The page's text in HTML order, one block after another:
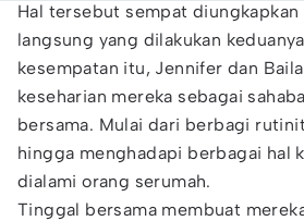
Hal tersebut sempat diungkapkan
langsung yang dilakukan
kesempatan itu, Jennifer dan
keseharian mereka sebagai
bersama. Mulai dari berbagi
hingga menghadapi berbagai hal
dialami orang serumah.
Tinggal bersama membuat